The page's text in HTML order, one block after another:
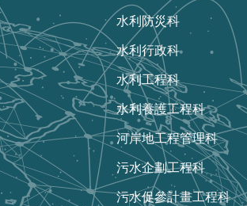
水利防災科
水利行政科
水利工程科
水利養護工程科
河岸地工程管理科
污水企劃工程科
污水促參計畫工程科